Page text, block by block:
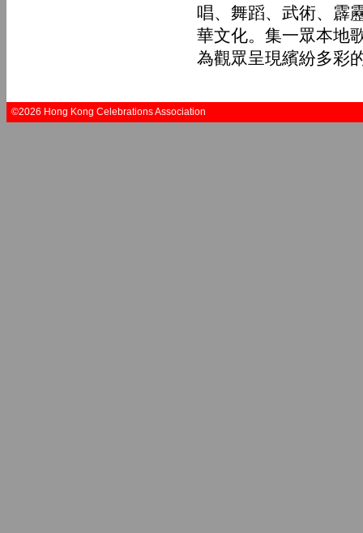
唱、舞蹈、武術、霹
華文化。集一眾本地
為觀眾呈現繽紛多彩
©2026 Hong Kong Celebrations Association